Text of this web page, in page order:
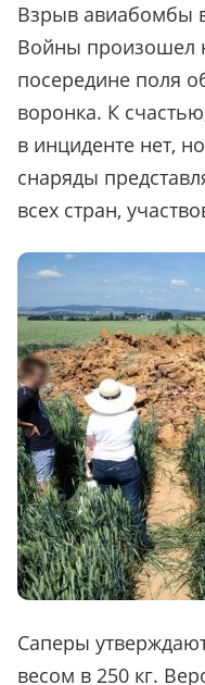
Взрыв авиабомбы
Войны произошел
посередине поля
воронка. К
в инциденте нет,
снаряды
всех стран,
Саперы
весом в 250 кг.